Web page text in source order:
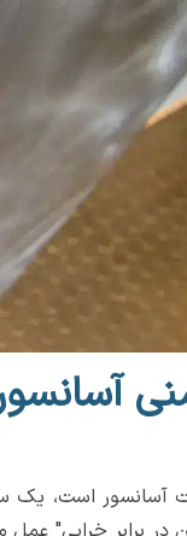
آسانسور
آسانسور است،